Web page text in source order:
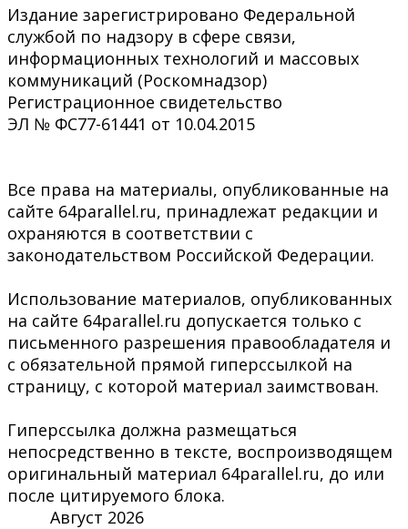
Издание зарегистрировано Федеральной
службой по надзору в сфере связи,
информационных технологий и массовых
коммуникаций (Роскомнадзор)
Регистрационное свидетельство
ЭЛ № ФС77-61441 от 10.04.2015
Все права на материалы, опубликованные на
сайте 64parallel.ru, принадлежат редакции и
охраняются в соответствии с
законодательством Российской Федерации.
Использование материалов, опубликованных
на сайте 64parallel.ru допускается только с
письменного разрешения правообладателя и
с обязательной прямой гиперссылкой на
страницу, с которой материал заимствован.
Гиперссылка должна размещаться
непосредственно в тексте, воспроизводящем
оригинальный материал 64parallel.ru, до или
после цитируемого блока.
Август 2026